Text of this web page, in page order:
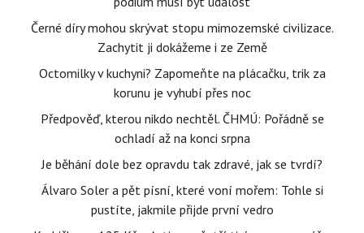
Černé díry mohou skrývat stopu mimozemské civilizace.
Zachytit ji dokážeme i ze Země
Octomilky v kuchyni? Zapomeňte na plácačku, trik za
korunu je vyhubí přes noc
Předpověď, kterou nikdo nechtěl. ČHMÚ: Pořádně se
ochladí až na konci srpna
Je běhání dole bez opravdu tak zdravé, jak se tvrdí?
Álvaro Soler a pět písní, které voní mořem: Tohle si
pustíte, jakmile přijde první vedro